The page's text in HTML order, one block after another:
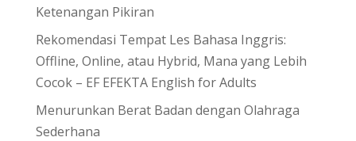
Ketenangan Pikiran
Rekomendasi Tempat Les Bahasa Inggris:
Offline, Online, atau Hybrid, Mana yang Lebih
Cocok – EF EFEKTA English for Adults
Menurunkan Berat Badan dengan Olahraga
Sederhana